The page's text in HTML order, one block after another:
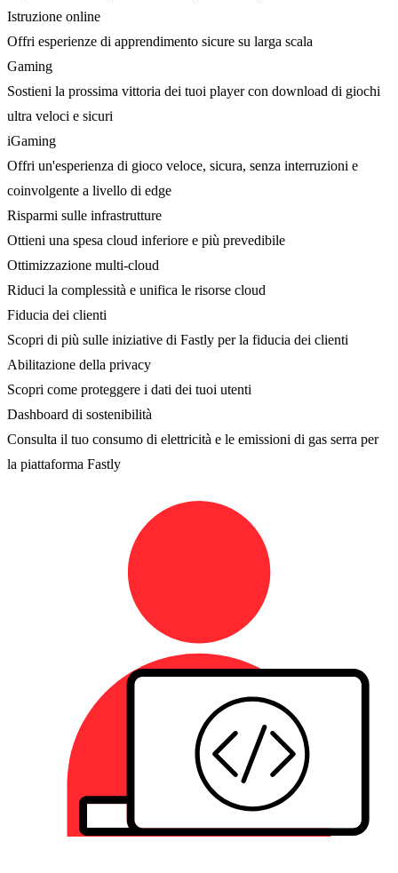
Istruzione online
Offri esperienze di apprendimento sicure su larga scala
Gaming
Sostieni la prossima vittoria dei tuoi player con download di giochi
ultra veloci e sicuri
iGaming
Offri un'esperienza di gioco veloce, sicura, senza interruzioni e
coinvolgente a livello di edge
Risparmi sulle infrastrutture
Ottieni una spesa cloud inferiore e più prevedibile
Ottimizzazione multi-cloud
Riduci la complessità e unifica le risorse cloud
Fiducia dei clienti
Scopri di più sulle iniziative di Fastly per la fiducia dei clienti
Abilitazione della privacy
Scopri come proteggere i dati dei tuoi utenti
Dashboard di sostenibilità
Consulta il tuo consumo di elettricità e le emissioni di gas serra per
la piattaforma Fastly